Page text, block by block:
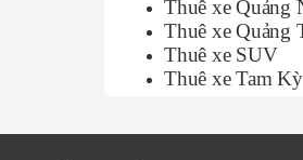
Thuê xe Quảng
Thuê xe Quảng
Thuê xe SUV
Thuê xe Tam Kỳ